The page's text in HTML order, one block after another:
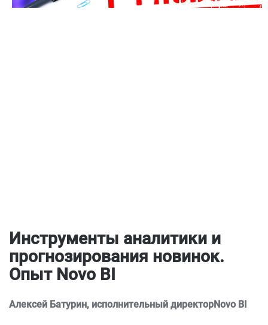
Инструменты аналитики и
прогнозирования новинок.
Опыт Novo BI
Алексей Батурин, исполнительный директорNovo BI